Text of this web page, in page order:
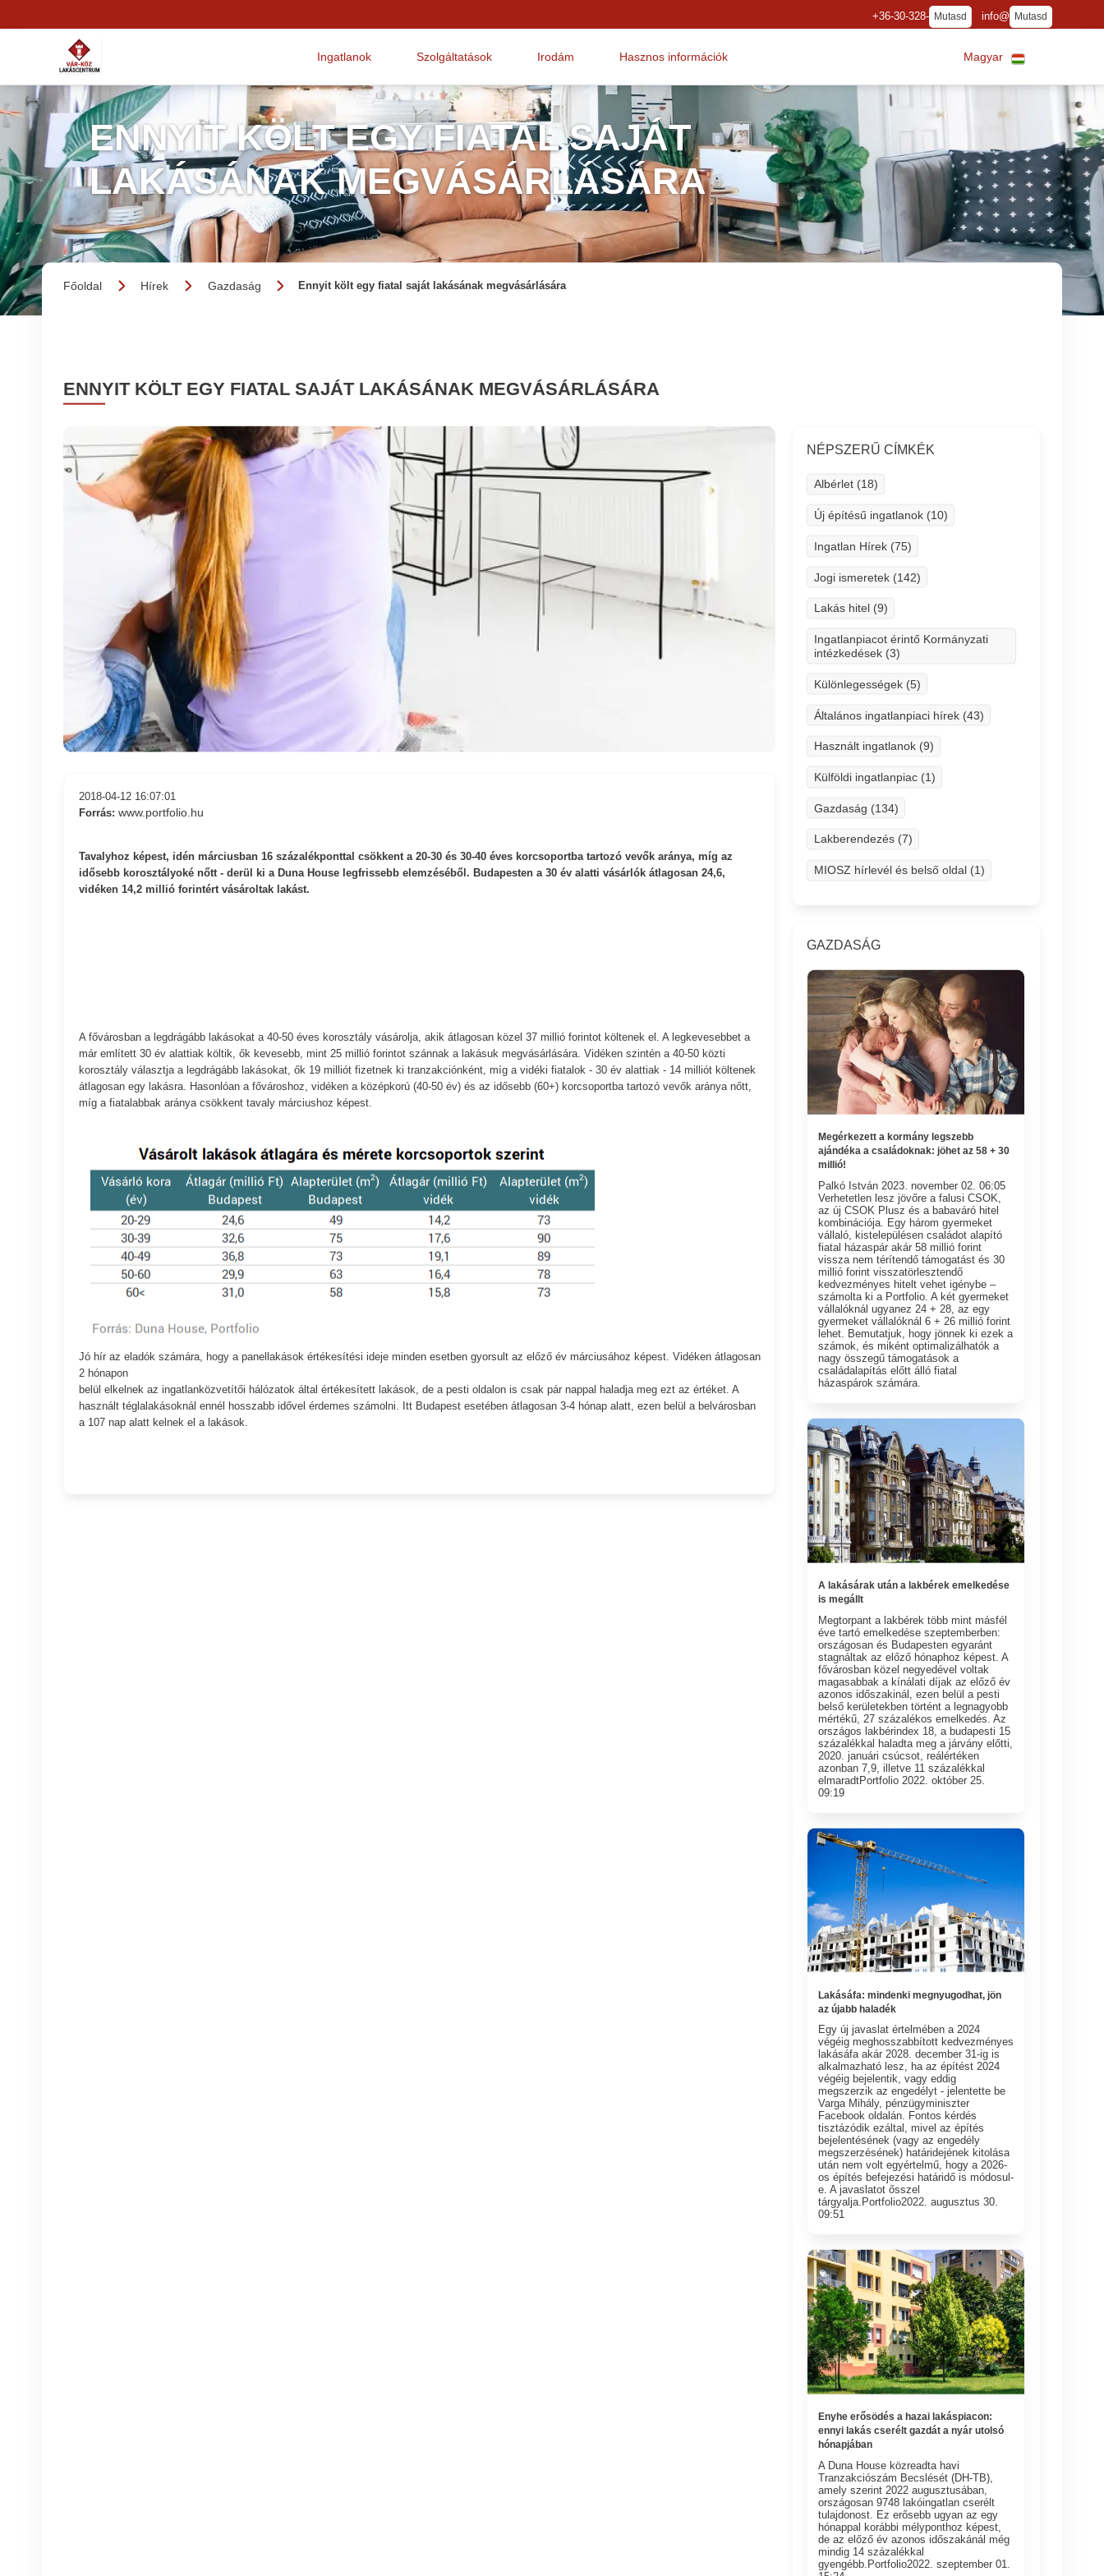
+36-30-328- Mutasd info@ Mutasd
Ingatlanok Szolgáltatások Irodám Hasznos információk Magyar
ENNYIT KÖLT EGY FIATAL SAJÁT
LAKÁSÁNAK MEGVÁSÁRLÁSÁRA
Főoldal Hírek Gazdaság Ennyit költ egy fiatal saját lakásának megvásárlására
ENNYIT KÖLT EGY FIATAL SAJÁT LAKÁSÁNAK MEGVÁSÁRLÁSÁRA
2018-04-12 16:07:01
Forrás: www.portfolio.hu
Tavalyhoz képest, idén márciusban 16 százalékponttal csökkent a 20-30 és 30-40 éves korcsoportba tartozó vevők aránya, míg az
idősebb korosztályoké nőtt - derül ki a Duna House legfrissebb elemzéséből. Budapesten a 30 év alatti vásárlók átlagosan 24,6,
vidéken 14,2 millió forintért vásároltak lakást.
A fővárosban a legdrágább lakásokat a 40-50 éves korosztály vásárolja, akik átlagosan közel 37 millió forintot költenek el. A legkevesebbet a
már említett 30 év alattiak költik, ők kevesebb, mint 25 millió forintot szánnak a lakásuk megvásárlására. Vidéken szintén a 40-50 közti
korosztály választja a legdrágább lakásokat, ők 19 milliót fizetnek ki tranzakciónként, míg a vidéki fiatalok - 30 év alattiak - 14 milliót költenek
átlagosan egy lakásra. Hasonlóan a fővároshoz, vidéken a középkorú (40-50 év) és az idősebb (60+) korcsoportba tartozó vevők aránya nőtt,
míg a fiatalabbak aránya csökkent tavaly márciushoz képest.
Jó hír az eladók számára, hogy a panellakások értékesítési ideje minden esetben gyorsult az előző év márciusához képest. Vidéken átlagosan
2 hónapon
belül elkelnek az ingatlanközvetítői hálózatok által értékesített lakások, de a pesti oldalon is csak pár nappal haladja meg ezt az értéket. A
használt téglalakásoknál ennél hosszabb idővel érdemes számolni. Itt Budapest esetében átlagosan 3-4 hónap alatt, ezen belül a belvárosban
a 107 nap alatt kelnek el a lakások.
NÉPSZERŰ CÍMKÉK
Albérlet (18)
Új építésű ingatlanok (10)
Ingatlan Hírek (75)
Jogi ismeretek (142)
Lakás hitel (9)
Ingatlanpiacot érintő Kormányzati
intézkedések (3)
Különlegességek (5)
Általános ingatlanpiaci hírek (43)
Használt ingatlanok (9)
Külföldi ingatlanpiac (1)
Gazdaság (134)
Lakberendezés (7)
MIOSZ hírlevél és belső oldal (1)
GAZDASÁG
Megérkezett a kormány legszebb
ajándéka a családoknak: jöhet az 58 + 30
millió!
Palkó István 2023. november 02. 06:05​
Verhetetlen lesz jövőre a falusi CSOK,
az új CSOK Plusz és a babaváró hitel
kombinációja. Egy három gyermeket
vállaló, kistelepülésen családot alapító
fiatal házaspár akár 58 millió forint
vissza nem térítendő támogatást és 30
millió forint visszatörlesztendő
kedvezményes hitelt vehet igénybe –
számolta ki a Portfolio. A két gyermeket
vállalóknál ugyanez 24 + 28, az egy
gyermeket vállalóknál 6 + 26 millió forint
lehet. Bemutatjuk, hogy jönnek ki ezek a
számok, és miként optimalizálhatók a
nagy összegű támogatások a
családalapítás előtt álló fiatal
házaspárok számára.
A lakásárak után a lakbérek emelkedése
is megállt
Megtorpant a lakbérek több mint másfél
éve tartó emelkedése szeptemberben:
országosan és Budapesten egyaránt
stagnáltak az előző hónaphoz képest. A
fővárosban közel negyedével voltak
magasabbak a kínálati díjak az előző év
azonos időszakinál, ezen belül a pesti
belső kerületekben történt a legnagyobb
mértékű, 27 százalékos emelkedés. Az
országos lakbérindex 18, a budapesti 15
százalékkal haladta meg a járvány előtti,
2020. januári csúcsot, reálértéken
azonban 7,9, illetve 11 százalékkal
elmaradtPortfolio 2022. október 25.
09:19
Lakásáfa: mindenki megnyugodhat, jön
az újabb haladék
Egy új javaslat értelmében a 2024
végéig meghosszabbított kedvezményes
lakásáfa akár 2028. december 31-ig is
alkalmazható lesz, ha az építést 2024
végéig bejelentik, vagy eddig
megszerzik az engedélyt - jelentette be
Varga Mihály, pénzügyminiszter
Facebook oldalán. Fontos kérdés
tisztázódik ezáltal, mivel az építés
bejelentésének (vagy az engedély
megszerzésének) határidejének kitolása
után nem volt egyértelmű, hogy a 2026-
os építés befejezési határidő is módosul-
e. A javaslatot ősszel
tárgyalja.Portfolio2022. augusztus 30.
09:51
Enyhe erősödés a hazai lakáspiacon:
ennyi lakás cserélt gazdát a nyár utolsó
hónapjában
A Duna House közreadta havi
Tranzakciószám Becslését (DH-TB),
amely szerint 2022 augusztusában,
országosan 9748 lakóingatlan cserélt
tulajdonost. Ez erősebb ugyan az egy
hónappal korábbi mélyponthoz képest,
de az előző év azonos időszakánál még
mindig 14 százalékkal
gyengébb.Portfolio2022. szeptember 01.